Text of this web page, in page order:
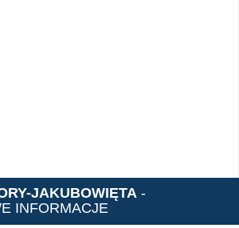
JAKUBOWIĘTA -
INFORMACJE